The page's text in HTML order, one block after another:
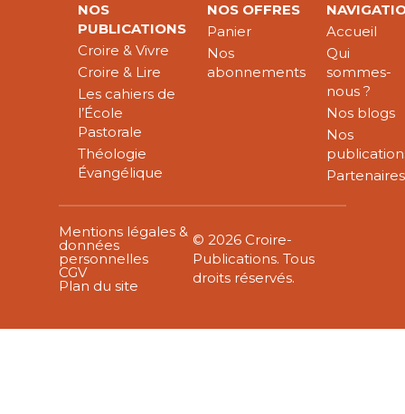
NOS
PUBLICATIONS
Croire & Vivre
Croire & Lire
Les cahiers de
l’École
Pastorale
Théologie
Évangélique
NOS OFFRES
Panier
Nos
abonnements
Accueil
Qui
sommes-
nous ?
Nos blogs
Nos
Partenaires
Mentions légales &
données
personnelles
CGV
Plan du site
© 2026 Croire-
Publications. Tous
droits réservés.